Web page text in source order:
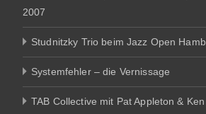
2007
Studnitzky Trio beim Jazz Open
Systemfehler – die Vernissage
TAB Collective mit Pat Appleton &